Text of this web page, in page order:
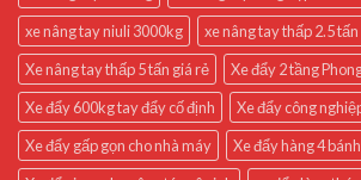
xe nâng tay niuli 3000kg
xe nâng tay thấp 2.5 tấn
Xe nâng tay thấp 5 tấn giá rẻ
Xe đẩy 2 tầng
Xe đẩy 600kg tay đẩy cố định
Xe đẩy công
Xe đẩy gấp gọn cho nhà máy
Xe đẩy hàng 4